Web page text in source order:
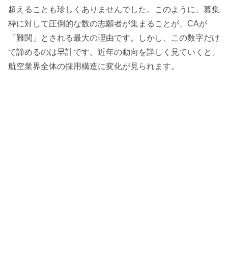
超えることも珍しくありませんでした。このように、募集
枠に対して圧倒的な数の志願者が集まることが、CAが
「難関」とされる最大の理由です。しかし、この数字だけ
で諦めるのは早計です。近年の動向を詳しく見ていくと、
航空業界全体の採用構造に変化が見られます。